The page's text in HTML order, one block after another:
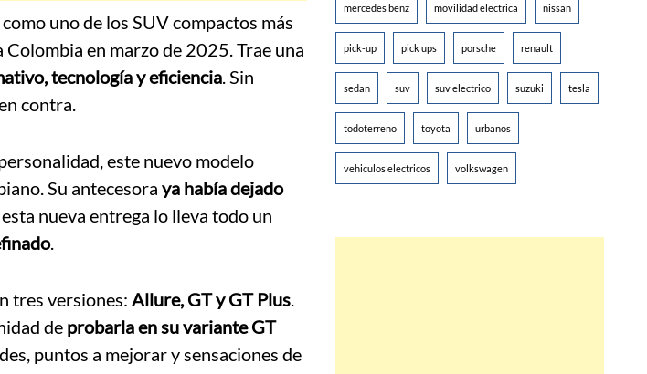
uno de los SUV compactos más
Colombia en marzo de 2025. Trae una
tecnología y eficiencia. Sin
contra.
este nuevo modelo
Su antecesora ya había dejado
nueva entrega lo lleva todo un
.
tres versiones: Allure, GT y GT Plus.
de probarla en su variante GT
puntos a mejorar y sensaciones de
mercedes benz movilidad electrica nissan
pick-up pick ups porsche renault
sedan suv suv electrico suzuki tesla
todoterreno toyota urbanos
vehiculos electricos volkswagen